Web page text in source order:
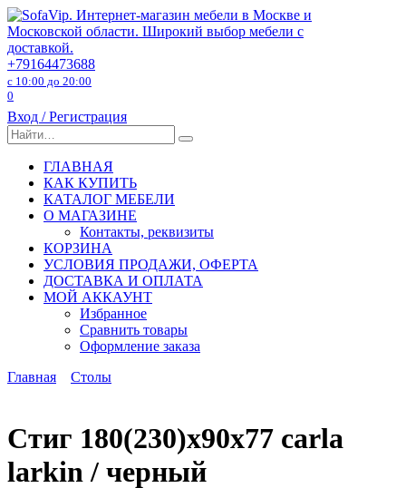
Перейти
к
содержанию
+79164473688
с 10:00 до 20:00
0
Вход / Регистрация
Search
for:
ГЛАВНАЯ
КАК КУПИТЬ
КАТАЛОГ МЕБЕЛИ
О МАГАЗИНЕ
Контакты, реквизиты
КОРЗИНА
УСЛОВИЯ ПРОДАЖИ, ОФЕРТА
ДОСТАВКА И ОПЛАТА
МОЙ АККАУНТ
Избранное
Сравнить товары
Оформление заказа
Главная
Столы
Стиг 180(230)х90х77 carla
larkin / черный